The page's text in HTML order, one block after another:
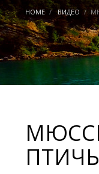
HOME ВИДЕО